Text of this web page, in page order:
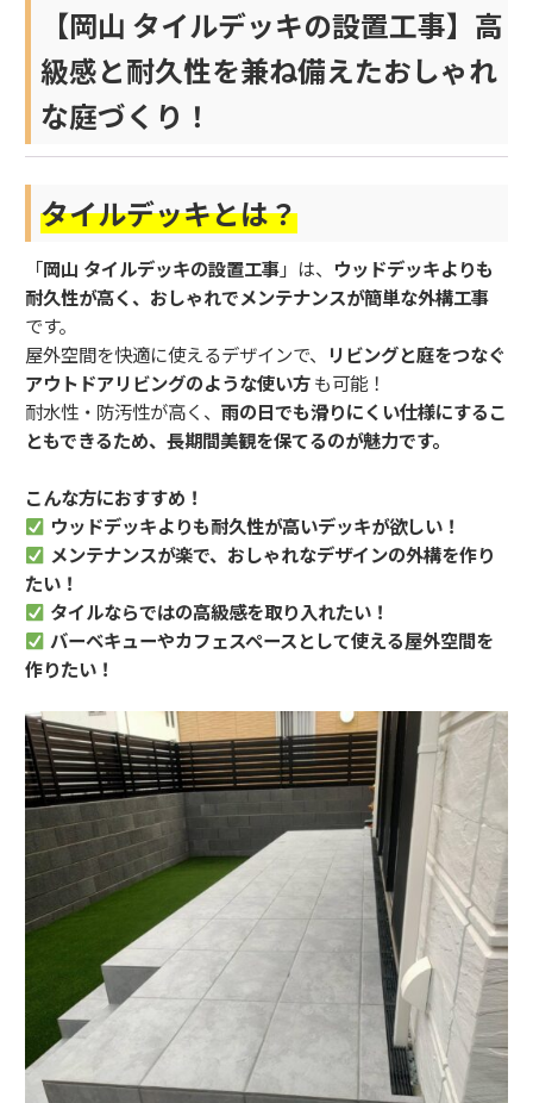
【岡山 タイルデッキの設置工事】高
級感と耐久性を兼ね備えたおしゃれ
な庭づくり！
タイルデッキとは？
「岡山 タイルデッキの設置工事」は、 ウッドデッキよりも
耐久性が高く、おしゃれでメンテナンスが簡単な外構工事
です。
屋外空間を快適に使えるデザインで、 リビングと庭をつなぐ
アウトドアリビングのような使い方も可能！
耐水性・防汚性が高く、 雨の日でも滑りにくい仕様にするこ
ともできるため、長期間美観を保てるのが魅力です。
こんな方におすすめ！
ウッドデッキよりも耐久性が高いデッキが欲しい！
メンテナンスが楽で、おしゃれなデザインの外構を作り
たい！
タイルならではの高級感を取り入れたい！
バーベキューやカフェスペースとして使える屋外空間を
作りたい！